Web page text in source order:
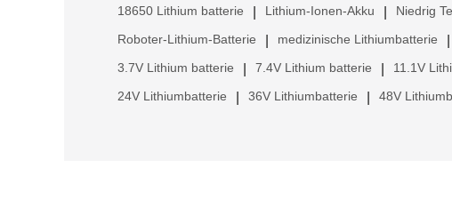
18650 Lithium batterie Lithium-Ionen-Akku Niedrig
Roboter-Lithium-Batterie medizinische Lithiumbatterie
3.7V Lithium batterie 7.4V Lithium batterie 11.1V
24V Lithiumbatterie 36V Lithiumbatterie 48V